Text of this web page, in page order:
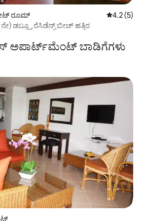
ರೂಮ್ 5 ರಲ್ಲಿ 4.2
4.2 (5)
ಡಬ್ಲ್ಯೂ ರೆಸಿಡೆನ್ಸ್ ಬೀಚ್ ಹತ್ತಿರ
ಅಪಾರ್ಟ್‌ಮೆಂಟ್ ಬಾಡಿಗೆಗಳು